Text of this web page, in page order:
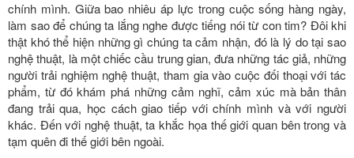
chính mình. Giữa bao nhiêu áp lực trong cuộc sống hàng ngày,
làm sao để chúng ta lắng nghe được tiếng nói từ con tim? Đôi khi
thật khó thể hiện những gì chúng ta cảm nhận, đó là lý do tại sao
nghệ thuật, là một chiếc cầu trung gian, đưa những tác giả, những
người trải nghiệm nghệ thuật, tham gia vào cuộc đối thoại với tác
phẩm, từ đó khám phá những cảm nghĩ, cảm xúc mà bản thân
đang trải qua, học cách giao tiếp với chính mình và với người
khác. Đến với nghệ thuật, ta khắc họa thế giới quan bên trong và
tạm quên đi thế giới bên ngoài.